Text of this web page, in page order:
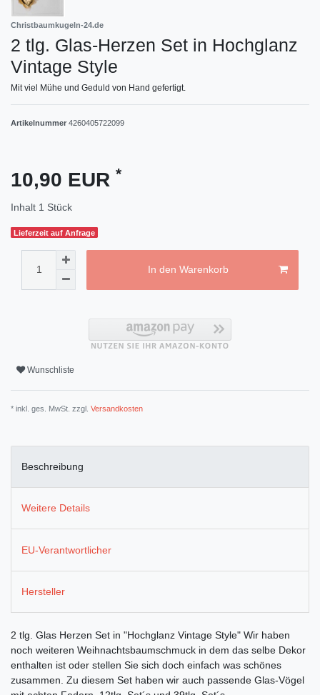
Christbaumkugeln-24.de
2 tlg. Glas-Herzen Set in Hochglanz
Vintage Style
Mit viel Mühe und Geduld von Hand gefertigt.
Artikelnummer 4260405722099
10,90 EUR *
Inhalt 1 Stück
Lieferzeit auf Anfrage
In den Warenkorb
Wunschliste
* inkl. ges. MwSt. zzgl. Versandkosten
Beschreibung
Weitere Details
EU-Verantwortlicher
Hersteller
2 tlg. Glas Herzen Set in "Hochglanz Vintage Style" Wir haben
noch weiteren Weihnachtsbaumschmuck in dem das selbe Dekor
enthalten ist oder stellen Sie sich doch einfach was schönes
zusammen. Zu diesem Set haben wir auch passende Glas-Vögel